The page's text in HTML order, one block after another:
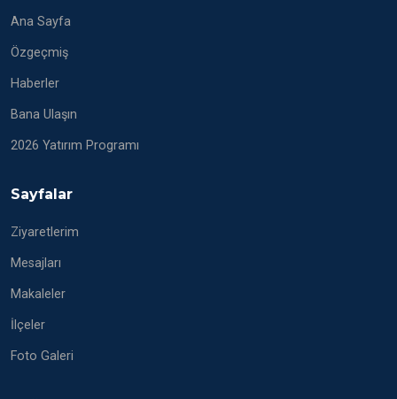
Ana Sayfa
Özgeçmiş
Haberler
Bana Ulaşın
2026 Yatırım Programı
Sayfalar
Ziyaretlerim
Mesajları
Makaleler
İlçeler
Foto Galeri